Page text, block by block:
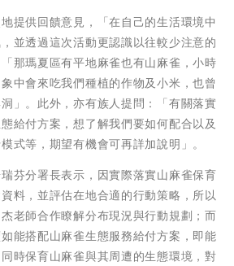
提供回饋意見，「在自己的生活環境中
並透過這次活動更認識以往較少注意的
那瑪夏區有平地麻雀也有山麻雀，小時
中會來吃我們種植的作物及小米，也曾
」。此外，亦有族人提問：「有關落實
給付方案，想了解我們要如何配合以及
式等，期望有機會可再詳加說明」。
芬分署長表示，因實際落實山麻雀保育
料，並評估在地合適的行動策略，所以
老師合作瞭解分布現況與行動規劃；而
能搭配山麻雀生態服務給付方案，即能
時保育山麻雀與其周遭的生態環境，對